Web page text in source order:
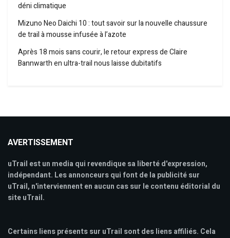
déni climatique
Mizuno Neo Daichi 10 : tout savoir sur la nouvelle chaussure
de trail à mousse infusée à l’azote
Après 18 mois sans courir, le retour express de Claire
Bannwarth en ultra-trail nous laisse dubitatifs
AVERTISSEMENT
uTrail est un media qui revendique sa liberté d'expression,
indépendant. Les annonceurs qui font de la publicité sur
uTrail, n'interviennent en aucun cas sur le contenu éditorial du
site uTrail.
Certains liens présents sur uTrail sont des liens affiliés. Cela